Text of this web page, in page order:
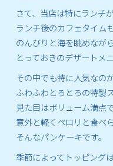
さて、当店は特にランチ
ランチ後のカフェタイム
のんびりと海を眺めなが
とっておきのデザートメ
その中でも特に人気なの
ふわふわとろとろの特製
見た目はボリューム満点で
意外と軽くペロリと食べ
そんなパンケーキです。
季節によってトッピング